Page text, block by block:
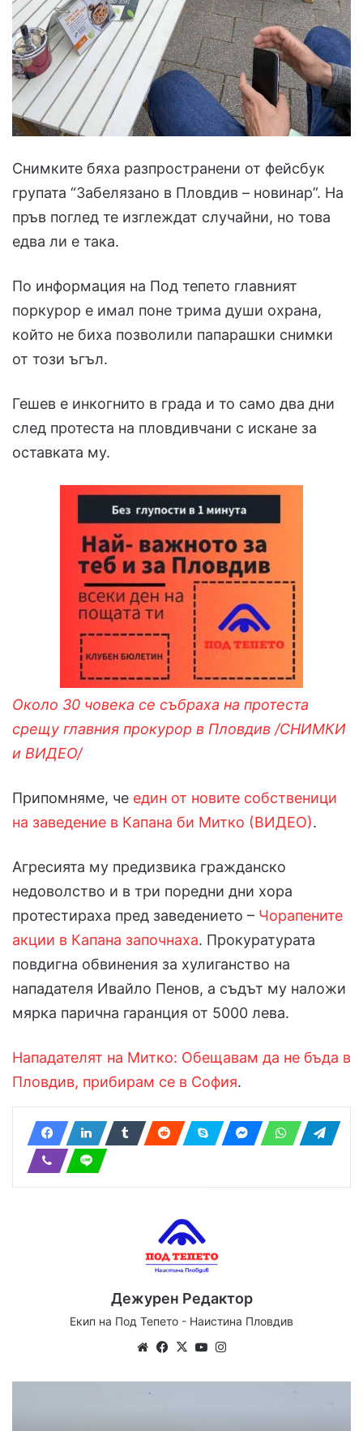
Снимките бяха разпространени от фейсбук
групата “Забелязано в Пловдив – новинар”. На
пръв поглед те изглеждат случайни, но това
едва ли е така.
По информация на Под тепето главният
поркурор е имал поне трима души охрана,
който не биха позволили папарашки снимки
от този ъгъл.
Гешев е инкогнито в града и то само два дни
след протеста на пловдивчани с искане за
оставката му.
Около 30 човека се събраха на протеста
срещу главния прокурор в Пловдив /СНИМКИ
и ВИДЕО/
Припомняме, че един от новите собственици
на заведение в Капана би Митко (ВИДЕО).
Агресията му предизвика гражданско
недоволство и в три поредни дни хора
протестираха пред заведението – Чорапените
акции в Капана започнаха. Прокуратурата
повдигна обвинения за хулиганство на
нападателя Ивайло Пенов, а съдът му наложи
мярка парична гаранция от 5000 лева.
Нападателят на Митко: Обещавам да не бъда в
Пловдив, прибирам се в София.
Дежурен Редактор
Екип на Под Тепето - Наистина Пловдив
We
te
Fa
bo
X
Yo
ub ra